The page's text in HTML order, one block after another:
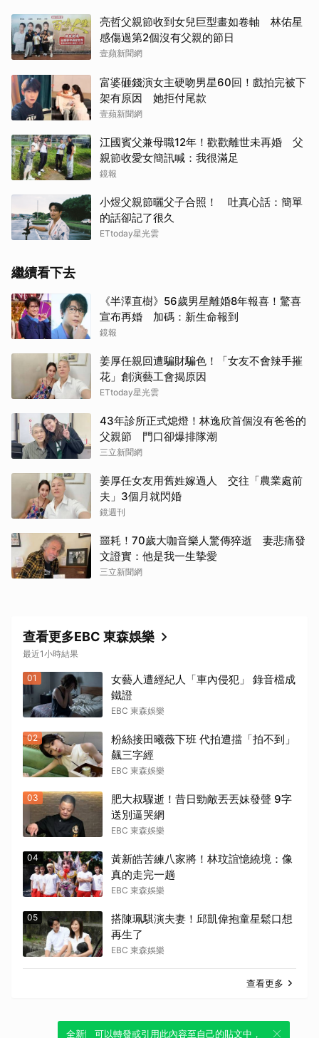
亮哲父親節收到女兒巨型畫如卷軸 林佑星
感傷過第2個沒有父親的節日
壹蘋新聞網
富婆砸錢演女主硬吻男星60回！戲拍完被下
架有原因 她拒付尾款
壹蘋新聞網
江國賓父兼母職12年！歡歡離世未再婚 父
親節收愛女簡訊喊：我很滿足
鏡報
小煜父親節曬父子合照！ 吐真心話：簡單
的話卻記了很久
ETtoday星光雲
繼續看下去
《半澤直樹》56歲男星離婚8年報喜！驚喜
宣布再婚 加碼：新生命報到
鏡報
姜厚任親回遭騙財騙色！「女友不會辣手摧
花」創演藝工會揭原因
ETtoday星光雲
43年診所正式熄燈！林逸欣首個沒有爸爸的
父親節 門口卻爆排隊潮
三立新聞網
姜厚任女友用舊姓嫁過人 交往「農業處前
夫」3個月就閃婚
鏡週刊
噩耗！70歲大咖音樂人驚傳猝逝 妻悲痛發
文證實：他是我一生摯愛
三立新聞網
查看更多EBC 東森娛樂
最近1小時結果
01
女藝人遭經紀人「車內侵犯」 錄音檔成
鐵證
EBC 東森娛樂
02
粉絲接田曦薇下班 代拍遭擋「拍不到」
飆三字經
EBC 東森娛樂
03
肥大叔驟逝！昔日勁敵丟丟妹發聲 9字
送別逼哭網
EBC 東森娛樂
04
黃新皓苦練八家將！林玟誼憶繞境：像
真的走完一趟
EBC 東森娛樂
05
搭陳珮騏演夫妻！邱凱偉抱童星鬆口想
再生了
EBC 東森娛樂
查看更多
全新體驗！一鍵引用此內容，透過發布貼
可以轉發或引用此內容至自己的貼文中，